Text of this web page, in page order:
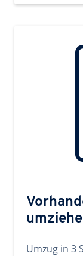
Umzug in 3